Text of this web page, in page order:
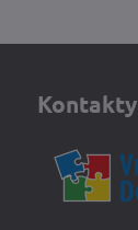
Kontakty